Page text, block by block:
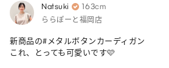
Natsuki 163cm
ららぽーと福岡店
新商品の#メタルボタンカーディガン
これ、とっても可愛いです🩷